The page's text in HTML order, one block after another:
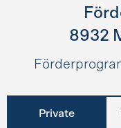
8932
Private